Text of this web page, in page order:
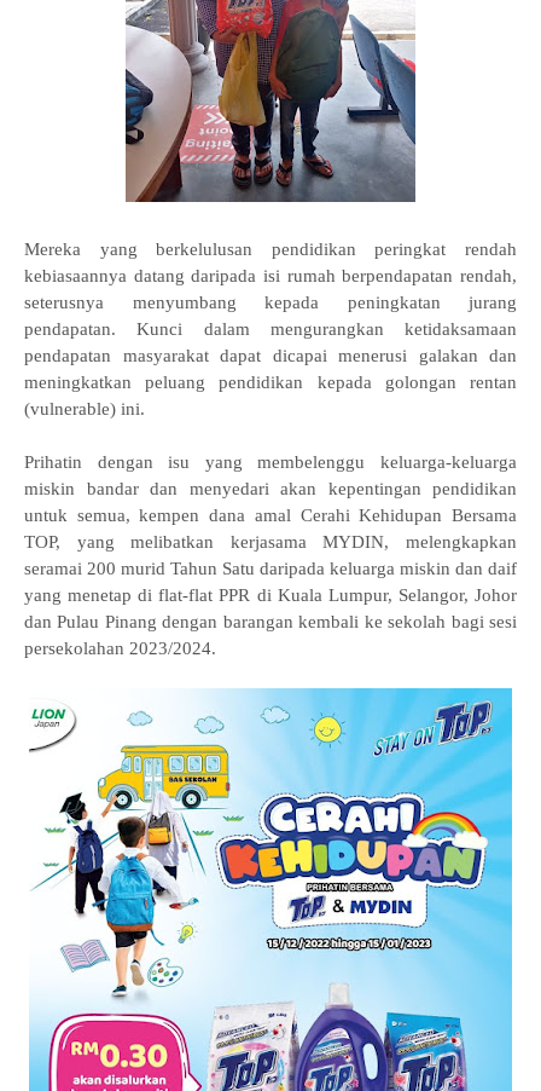
Mereka yang berkelulusan pendidikan peringkat rendah
kebiasaannya datang daripada isi rumah berpendapatan rendah,
seterusnya menyumbang kepada peningkatan jurang
pendapatan. Kunci dalam mengurangkan ketidaksamaan
pendapatan masyarakat dapat dicapai menerusi galakan dan
meningkatkan peluang pendidikan kepada golongan rentan
(vulnerable) ini.
Prihatin dengan isu yang membelenggu keluarga-keluarga
miskin bandar dan menyedari akan kepentingan pendidikan
untuk semua, kempen dana amal Cerahi Kehidupan Bersama
TOP, yang melibatkan kerjasama MYDIN, melengkapkan
seramai 200 murid Tahun Satu daripada keluarga miskin dan daif
yang menetap di flat-flat PPR di Kuala Lumpur, Selangor, Johor
dan Pulau Pinang dengan barangan kembali ke sekolah bagi sesi
persekolahan 2023/2024.